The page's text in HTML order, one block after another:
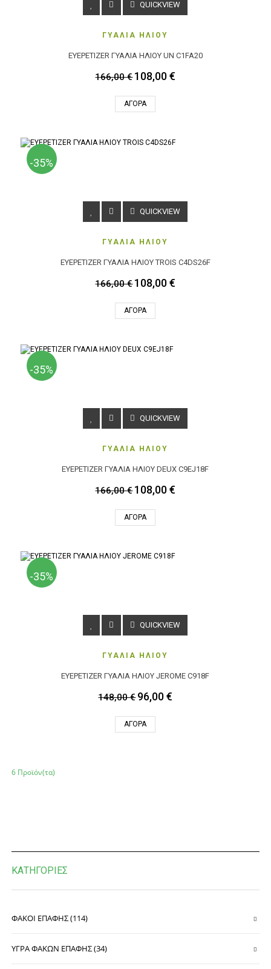
QUICKVIEW
ΓΥΑΛΙΑ ΗΛΙΟΥ
EYEPETIZER ΓΥΑΛΙΑ ΗΛΙΟΥ UN C1FA20
166,00 €108,00 €
ΑΓΟΡΆ
-35%
QUICKVIEW
ΓΥΑΛΙΑ ΗΛΙΟΥ
EYEPETIZER ΓΥΑΛΙΑ ΗΛΙΟΥ TROIS C4DS26F
166,00 €108,00 €
ΑΓΟΡΆ
-35%
QUICKVIEW
ΓΥΑΛΙΑ ΗΛΙΟΥ
EYEPETIZER ΓΥΑΛΙΑ ΗΛΙΟΥ DEUX C9EJ18F
166,00 €108,00 €
ΑΓΟΡΆ
-35%
QUICKVIEW
ΓΥΑΛΙΑ ΗΛΙΟΥ
EYEPETIZER ΓΥΑΛΙΑ ΗΛΙΟΥ JEROME C918F
148,00 €96,00 €
ΑΓΟΡΆ
6 Προϊόν(τα)
ΚΑΤΗΓΟΡΊΕΣ
ΦΑΚΟΙ ΕΠΑΦΗΣ (114)
ΥΓΡΑ ΦΑΚΩΝ ΕΠΑΦΗΣ (34)